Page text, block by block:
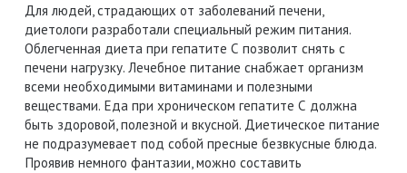
Для людей, страдающих от заболеваний печени,
диетологи разработали специальный режим питания.
Облегченная диета при гепатите С позволит снять с
печени нагрузку. Лечебное питание снабжает организм
всеми необходимыми витаминами и полезными
веществами. Еда при хроническом гепатите С должна
быть здоровой, полезной и вкусной. Диетическое питание
не подразумевает под собой пресные безвкусные блюда.
Проявив немного фантазии, можно составить